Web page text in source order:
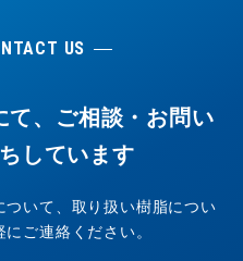
US
て、ご相談・お問い
しています
いて、取り扱い樹脂につい
ご連絡ください。